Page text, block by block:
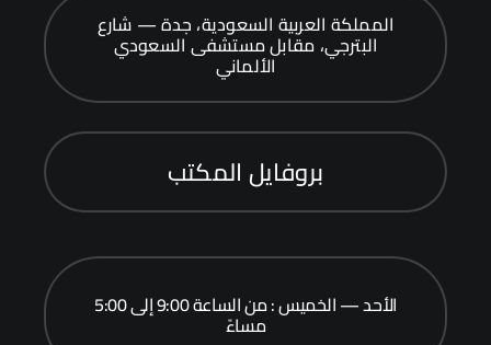
المملكة العربية السعودية، جدة — شارع
البترجي، مقابل مستشفى السعودي
الألماني
بروفايل المكتب
الأحد — الخميس : من الساعة 9:00 إلى 5:00
مساءً